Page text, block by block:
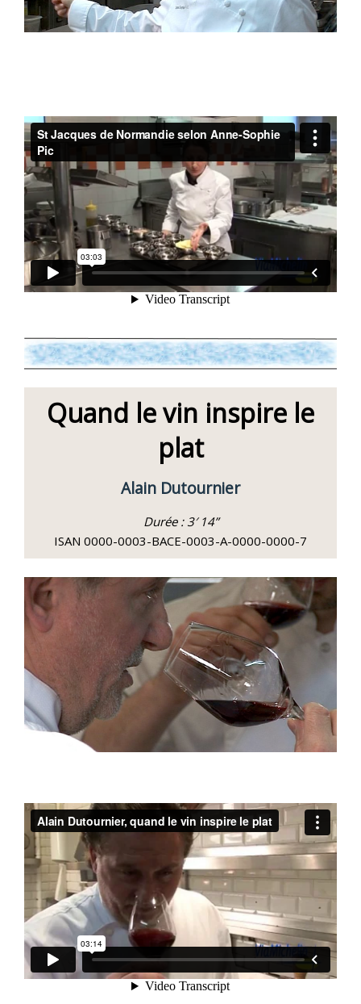
Quand le vin inspire le
plat
Alain Dutournier
Durée : 3′ 14”
ISAN 0000-0003-BACE-0003-A-0000-0000-7